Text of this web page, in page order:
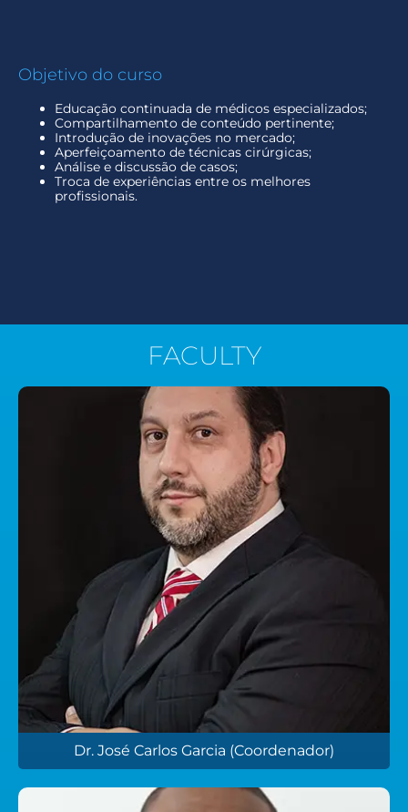
Objetivo do curso
Educação continuada de médicos especializados;
Compartilhamento de conteúdo pertinente;
Introdução de inovações no mercado;
Aperfeiçoamento de técnicas cirúrgicas;
Análise e discussão de casos;
Troca de experiências entre os melhores
profissionais.
FACULTY
Dr. José Carlos Garcia (Coordenador)